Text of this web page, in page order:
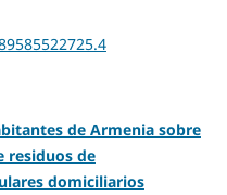
de Armenia sobre
residuos de
domiciliarios